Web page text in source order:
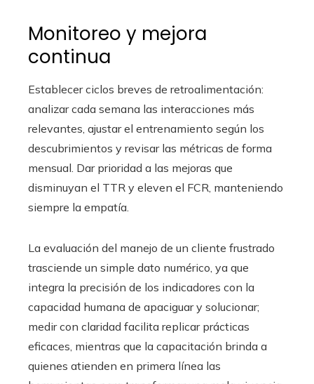
Monitoreo y mejora
continua
Establecer ciclos breves de retroalimentación:
analizar cada semana las interacciones más
relevantes, ajustar el entrenamiento según los
descubrimientos y revisar las métricas de forma
mensual. Dar prioridad a las mejoras que
disminuyan el TTR y eleven el FCR, manteniendo
siempre la empatía.
La evaluación del manejo de un cliente frustrado
trasciende un simple dato numérico, ya que
integra la precisión de los indicadores con la
capacidad humana de apaciguar y solucionar;
medir con claridad facilita replicar prácticas
eficaces, mientras que la capacitación brinda a
quienes atienden en primera línea las